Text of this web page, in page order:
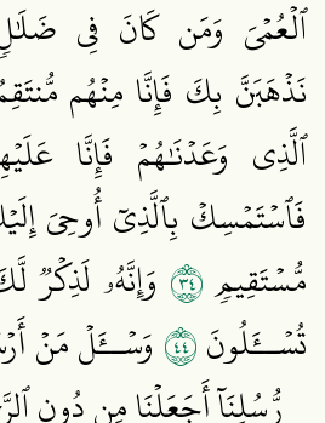
ٱلۡعُمۡيَ وَمَن كَانَ فِي
نَذۡهَبَنَّ بِكَ فَإِنَّا مِنۡهُم
ٱلَّذِي وَعَدۡنَٰهُمۡ فَإِنَّا
فَٱسۡتَمۡسِكۡ بِٱلَّذِيٓ أُوحِيَ
مُّسۡتَقِيمٖ٤٣ وَإِنَّهُۥ
تُسۡــَٔلُونَ٤٤ وَسۡــَٔلۡ مَنۡ
رُّسُلِنَآ أَجَعَلۡنَا مِن دُونِ